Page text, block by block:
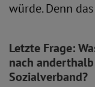
würde. Denn
Letzte Frage:
nach
Sozialverband?